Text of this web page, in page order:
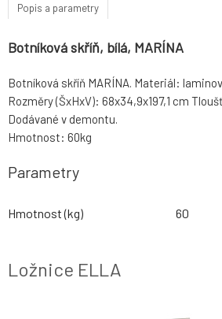
Popis a parametry
Botníková skříň, bílá, MARÍNA
Botníková skříň MARÍNA. Materiál:
Rozměry (ŠxHxV): 68x34,9x197,1 cm
Dodávané v demontu.
Hmotnost: 60kg
Parametry
Hmotnost (kg) 60
Ložnice ELLA